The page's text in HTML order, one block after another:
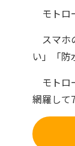
モトロ
スマホ
い」「防
モトロ
網羅して